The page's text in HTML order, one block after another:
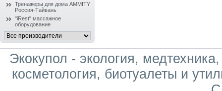
Тренажеры для дома AMMITY
Россия-Тайвань
"iRest" массажное
оборудование
Экокупол - экология,
косметология, биотуалеты и